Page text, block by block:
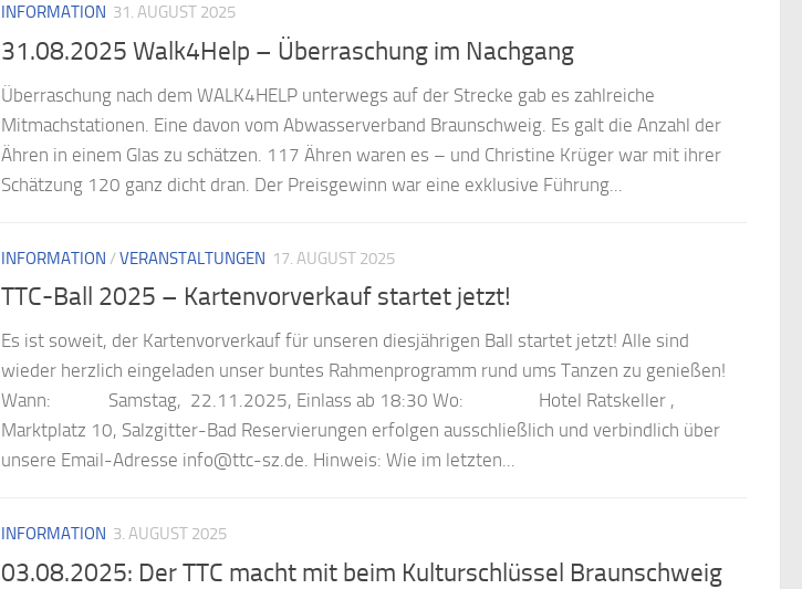
INFORMATION 31. AUGUST 2025
31.08.2025 Walk4Help – Überraschung im Nachgang
Überraschung nach dem WALK4HELP unterwegs auf der Strecke gab es zahlreiche
Mitmachstationen. Eine davon vom Abwasserverband Braunschweig. Es galt die Anzahl der
Ähren in einem Glas zu schätzen. 117 Ähren waren es – und Christine Krüger war mit ihrer
Schätzung 120 ganz dicht dran. Der Preisgewinn war eine exklusive Führung...
INFORMATION /VERANSTALTUNGEN 17. AUGUST 2025
TTC-Ball 2025 – Kartenvorverkauf startet jetzt!
Es ist soweit, der Kartenvorverkauf für unseren diesjährigen Ball startet jetzt! Alle sind
wieder herzlich eingeladen unser buntes Rahmenprogramm rund ums Tanzen zu genießen!
Wann: Samstag, 22.11.2025, Einlass ab 18:30 Wo: Hotel Ratskeller ,
Marktplatz 10, Salzgitter-Bad Reservierungen erfolgen ausschließlich und verbindlich über
unsere Email-Adresse info@ttc-sz.de. Hinweis: Wie im letzten...
INFORMATION 3. AUGUST 2025
03.08.2025: Der TTC macht mit beim Kulturschlüssel Braunschweig